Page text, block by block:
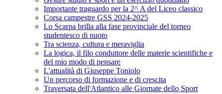
Importante traguardo per la 2^ A del Liceo classico
Corsa campestre GSS 2024-2025
Lo Scarpa brilla alla fase provinciale del torneo
studentesco di nuoto
Tra scienza, cultura e meraviglia
La logica, il filo conduttore delle materie scientifiche e
del mio modo di pensare
L'attualità di Giuseppe Toniolo
Un percorso di formazione e di crescita
Traversata dell'Atlantico alle Giornate dello Sport